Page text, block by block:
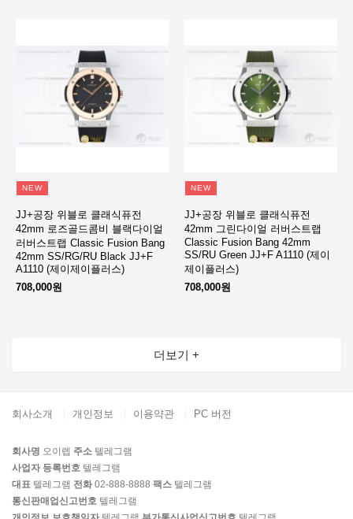
NEW
JJ+공장 위블로 클래식퓨전
42mm 로즈골드콤비 블랙다이얼
러버스트랩 Classic Fusion Bang
42mm SS/RG/RU Black JJ+F
A1110 (제이제이플러스)
708,000원
NEW
JJ+공장 위블로 클래식퓨전
42mm 그린다이얼 러버스트랩
Classic Fusion Bang 42mm
SS/RU Green JJ+F A1110 (제이
제이플러스)
708,000원
더보기 +
회사소개 개인정보 이용약관 PC 버전
회사명 오이렙 주소 텔레그램
사업자 등록번호 텔레그램
대표 텔레그램 전화 02-888-8888 팩스 텔레그램
통신판매업신고번호 텔레그램